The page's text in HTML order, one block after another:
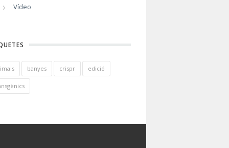
Vídeo
banyes crispr edició